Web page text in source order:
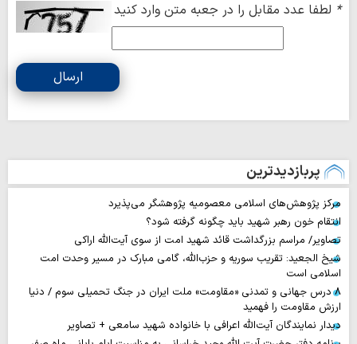
* لطفا عدد مقابل را در جعبه متن وارد کنید
ارسال
پربازدیدترین
مرکز پژوهش‌های اسلامی معصومیه پژوهشگر می‌پذیرد
انتقام خون رهبر شهید باید چگونه گرفته شود؟
تصاویر/ مراسم بزرگداشت قائد شهید امت از سوی آیت‌الله اراکی
شیخ الجعید: تقریب سوریه و حزب‌الله، گامی مبارک در مسیر وحدت امت
اسلامی است
۸ درس جهانی و تمدنی «مقاومت» ملت ایران در جنگ تحمیلی سوم / دنیا
ارزش مقاومت را فهمید
دیدار نمایندگان آیت‌الله اعرافی با خانواده شهید سامعی + تصاویر